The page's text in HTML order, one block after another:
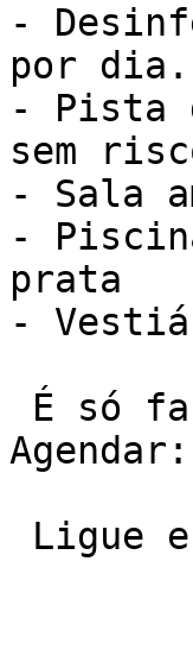
-
por dia.
- Pista
sem
- Sala
-
prata
-
Agendar: